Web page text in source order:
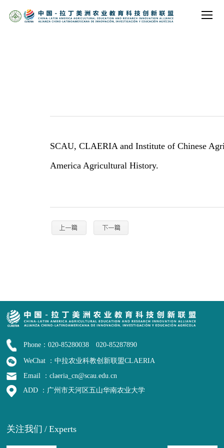
SCAU, CLAERIA and Institute of Chinese
America Agricultural History.
Phone：020-85280038 020-85287890
WeChat ：中拉农业科教创新联盟CLAERIA
Email ：claeria_cn@scau.edu.cn
ADD ：广州市天河区五山华南农业大学
关注我们 / Experts